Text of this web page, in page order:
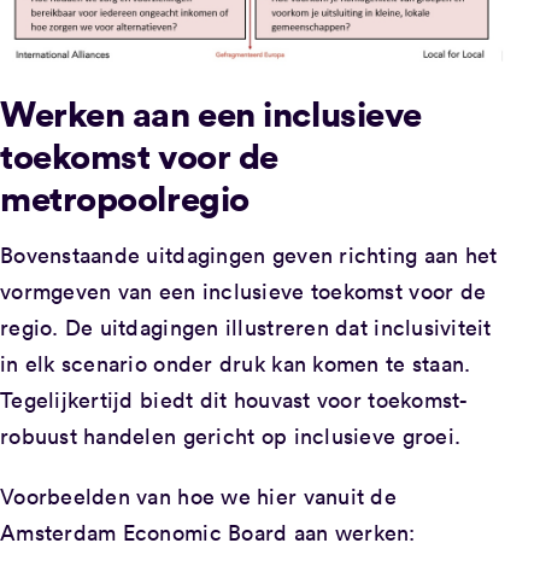
Werken aan een inclusieve
toekomst voor de
metropoolregio
Bovenstaande uitdagingen geven richting aan het
vormgeven van een inclusieve toekomst voor de
regio. De uitdagingen illustreren dat inclusiviteit
in elk scenario onder druk kan komen te staan.
Tegelijkertijd biedt dit houvast voor toekomst-
robuust handelen gericht op inclusieve groei.
Voorbeelden van hoe we hier vanuit de
Amsterdam Economic Board aan werken: